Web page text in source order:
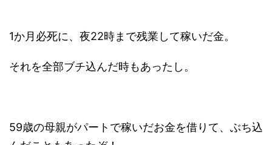
1か月必死に、夜22時まで残業して稼いだ金。
それを全部ブチ込んだ時もあったし。
59歳の母親がパートで稼いだお金を借りて、ぶち込